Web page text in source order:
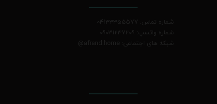
شماره تماس: 04133355577
شماره واتسپ: 09031237209
شبکه های اجتماعی: afrand.home
@